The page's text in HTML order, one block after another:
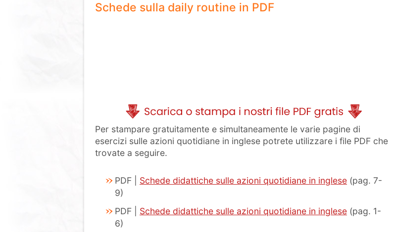
Schede sulla daily routine in PDF
Per stampare gratuitamente e simultaneamente le varie pagine di
esercizi sulle azioni quotidiane in inglese potrete utilizzare i file PDF che
trovate a seguire.
PDF | Schede didattiche sulle azioni quotidiane in inglese (pag. 7-
9)
PDF | Schede didattiche sulle azioni quotidiane in inglese (pag. 1-
6)